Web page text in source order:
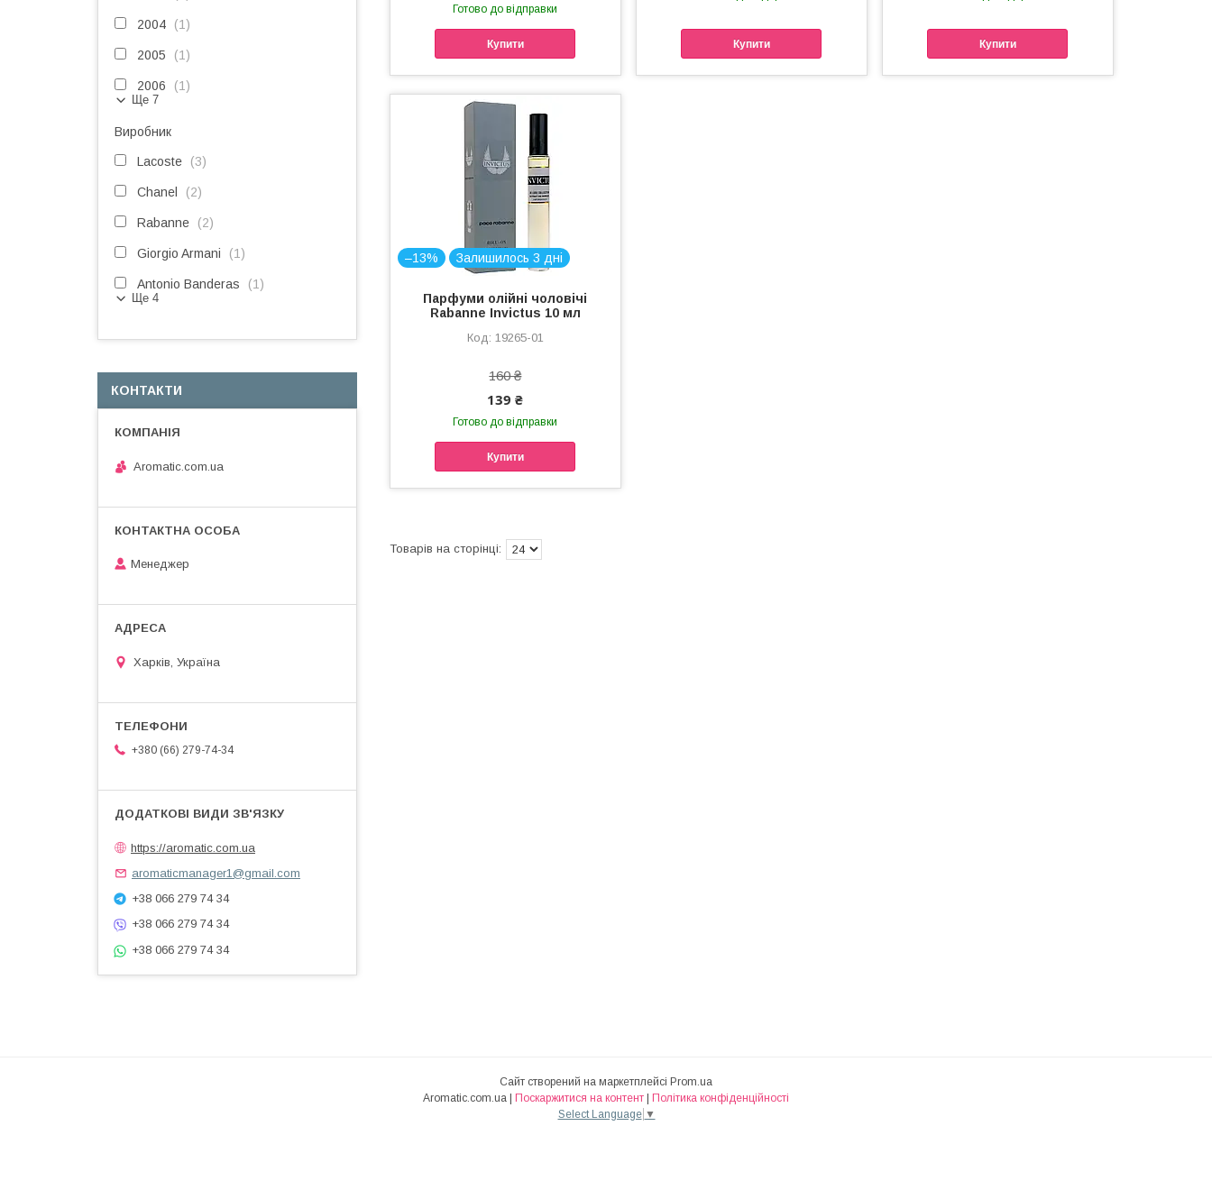
Готово до відправки
Купити Купити Купити
–13% Залишилось 3 дні
Парфуми олійні чоловічі
Rabanne Invictus 10 мл
19265-01
160 ₴
139 ₴
Готово до відправки
Купити
2004 1
2005 1
2006 1
Ще 7
Виробник
Lacoste 3
Chanel 2
Rabanne 2
Giorgio Armani 1
Antonio Banderas 1
Ще 4
КОНТАКТИ
Aromatic.com.ua
Менеджер
Харків, Україна
+380 (66) 279-74-34
https://aromatic.com.ua
aromaticmanager1@gmail.com
+38 066 279 74 34
+38 066 279 74 34
+38 066 279 74 34
Сайт створений на маркетплейсі Prom.ua
Aromatic.com.ua | Поскаржитися на контент | Політика конфіденційності
Select Language ▼